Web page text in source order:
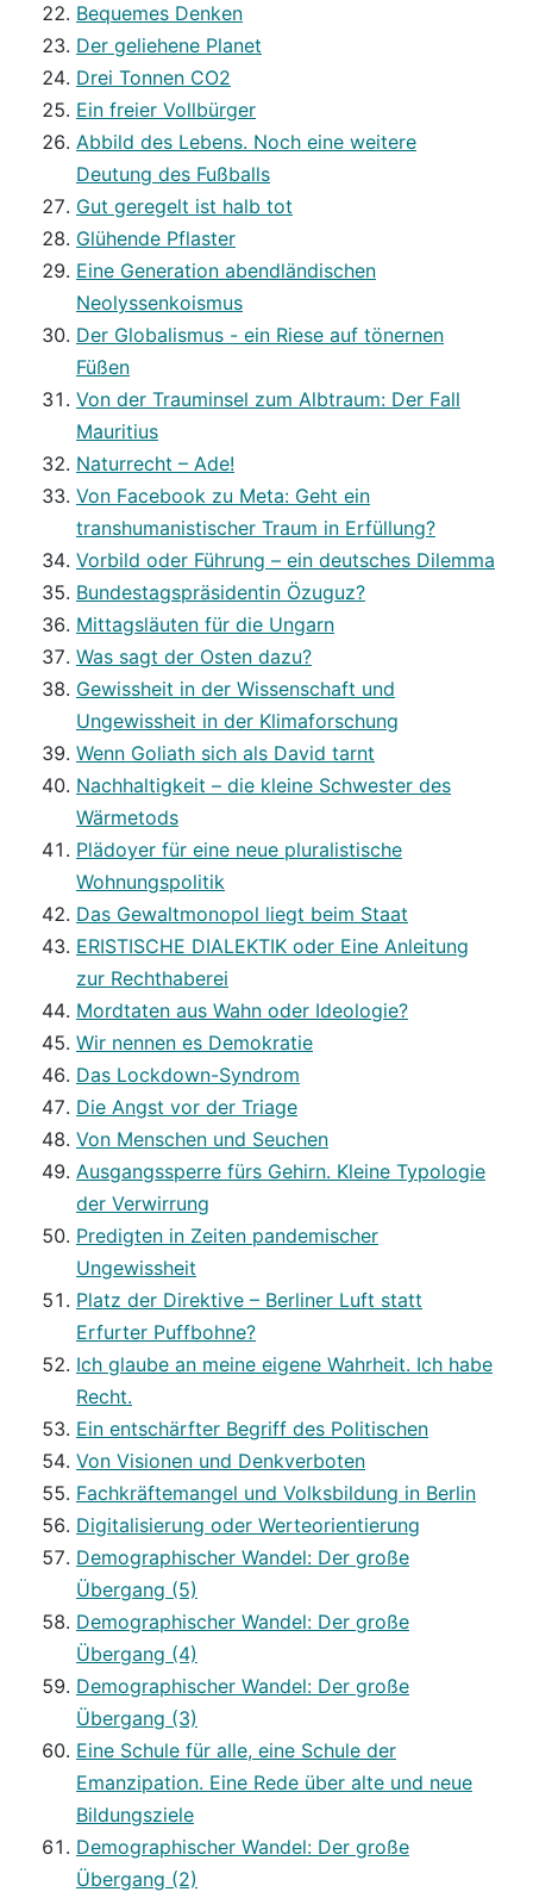
Bequemes Denken
Der geliehene Planet
Drei Tonnen CO2
Ein freier Vollbürger
Abbild des Lebens. Noch eine weitere
Deutung des Fußballs
Gut geregelt ist halb tot
Glühende Pflaster
Eine Generation abendländischen
Neolyssenkoismus
Der Globalismus - ein Riese auf tönernen
Füßen
Von der Trauminsel zum Albtraum: Der Fall
Mauritius
Naturrecht – Ade!
Von Facebook zu Meta: Geht ein
transhumanistischer Traum in Erfüllung?
Vorbild oder Führung – ein deutsches Dilemma
Bundestagspräsidentin Özuguz?
Mittagsläuten für die Ungarn
Was sagt der Osten dazu?
Gewissheit in der Wissenschaft und
Ungewissheit in der Klimaforschung
Wenn Goliath sich als David tarnt
Nachhaltigkeit – die kleine Schwester des
Wärmetods
Plädoyer für eine neue pluralistische
Wohnungspolitik
Das Gewaltmonopol liegt beim Staat
ERISTISCHE DIALEKTIK oder Eine Anleitung
zur Rechthaberei
Mordtaten aus Wahn oder Ideologie?
Wir nennen es Demokratie
Das Lockdown-Syndrom
Die Angst vor der Triage
Von Menschen und Seuchen
Ausgangssperre fürs Gehirn. Kleine Typologie
der Verwirrung
Predigten in Zeiten pandemischer
Ungewissheit
Platz der Direktive – Berliner Luft statt
Erfurter Puffbohne?
Ich glaube an meine eigene Wahrheit. Ich habe
Recht.
Ein entschärfter Begriff des Politischen
Von Visionen und Denkverboten
Fachkräftemangel und Volksbildung in Berlin
Digitalisierung oder Werteorientierung
Demographischer Wandel: Der große
Übergang (5)
Demographischer Wandel: Der große
Übergang (4)
Demographischer Wandel: Der große
Übergang (3)
Eine Schule für alle, eine Schule der
Emanzipation. Eine Rede über alte und neue
Bildungsziele
Demographischer Wandel: Der große
Übergang (2)